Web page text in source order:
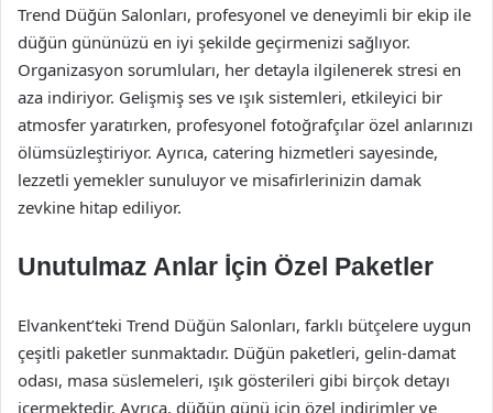
Trend Düğün Salonları, profesyonel ve deneyimli bir ekip ile
düğün gününüzü en iyi şekilde geçirmenizi sağlıyor.
Organizasyon sorumluları, her detayla ilgilenerek stresi en
aza indiriyor. Gelişmiş ses ve ışık sistemleri, etkileyici bir
atmosfer yaratırken, profesyonel fotoğrafçılar özel anlarınızı
ölümsüzleştiriyor. Ayrıca, catering hizmetleri sayesinde,
lezzetli yemekler sunuluyor ve misafirlerinizin damak
zevkine hitap ediliyor.
Unutulmaz Anlar İçin Özel Paketler
Elvankent’teki Trend Düğün Salonları, farklı bütçelere uygun
çeşitli paketler sunmaktadır. Düğün paketleri, gelin-damat
odası, masa süslemeleri, ışık gösterileri gibi birçok detayı
içermektedir. Ayrıca, düğün günü için özel indirimler ve